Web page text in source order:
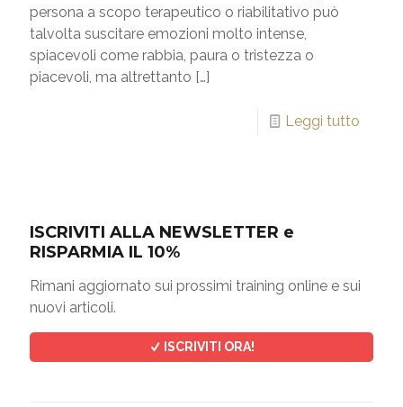
persona a scopo terapeutico o riabilitativo può
talvolta suscitare emozioni molto intense,
spiacevoli come rabbia, paura o tristezza o
piacevoli, ma altrettanto […]
Leggi tutto
ISCRIVITI ALLA NEWSLETTER e
RISPARMIA IL 10%
Rimani aggiornato sui prossimi training online e sui
nuovi articoli.
ISCRIVITI ORA!